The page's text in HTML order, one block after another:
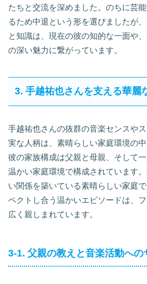
たちと交流を深めました。のちに芸
るため中退という形を選びましたが
と知識は、現在の彼の知的な一面や
の深い魅力に繋がっています。
3. 手越祐也さんを支える華麗
手越祐也さんの抜群の音楽センスや
実な人柄は、素晴らしい家庭環境の中
彼の家族構成は父親と母親、そして
温かい家庭環境で構成されています
い関係を築いている素晴らしい家庭
ペクトし合う温かいエピソードは、
広く親しまれています。
3-1. 父親の教えと音楽活動への